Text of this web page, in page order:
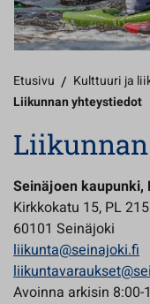
Etusivu / Kulttuuri ja
Liikunnan yhteystiedot
Seinäjoen
Kirkkokatu 15, PL
60101 Seinäjoki
liikunta@seinajoki.fi
Avoinna arkisin 8:00-